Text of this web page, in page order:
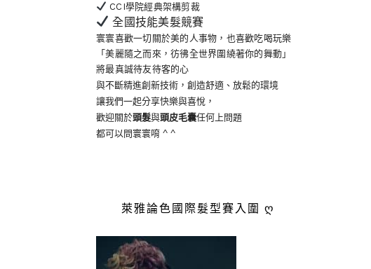
CCI學院經典架構剪裁
全國技能美髮競賽
寰寰喜歡一切關於美的人事物 ，也喜歡吃喝玩樂
「美麗隨之而來，彷彿全世界圍繞著你的舞動」
將最真誠待友待客的心
與不斷精進創新技術，創造舒適、放鬆的環境
讓我們一起分享快樂與喜悅，
歡迎關於頭髮與頭皮毛囊任何上問題
都可以問寰寰唷 ^ ^
萊雅論色國際髮型賽入圍 ღ